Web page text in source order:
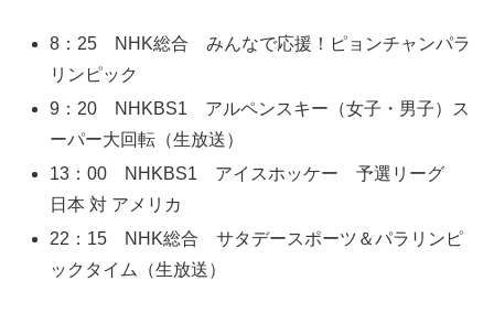
8：25 NHK総合 みんなで応援！ピョンチャンパラ
リンピック
9：20 NHKBS1 アルペンスキー（女子・男子）ス
ーパー大回転（生放送）
13：00 NHKBS1 アイスホッケー 予選リーグ
日本 対 アメリカ
22：15 NHK総合 サタデースポーツ＆パラリンピ
ックタイム（生放送）